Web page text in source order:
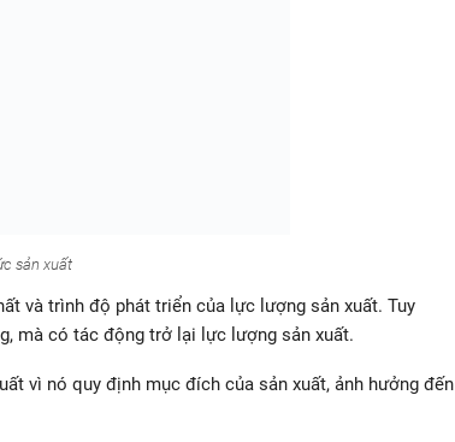
sản xuất
và trình độ phát triển của lực lượng sản xuất. Tuy
mà có tác động trở lại lực lượng sản xuất.
vì nó quy định mục đích của sản xuất, ảnh hưởng đến